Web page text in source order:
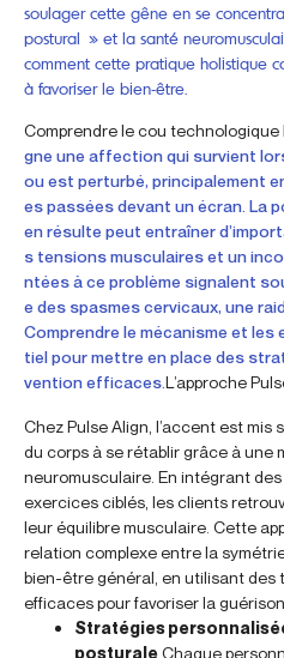
soulager cette gêne en se
postural » et la santé
comment cette pratique holistique
à favoriser le bien-être.
Comprendre le cou technologique
gne une affection qui survient
ou est perturbé, principalement
es passées devant un écran. La
en résulte peut entraîner
s tensions musculaires et un
ntées à ce problème signalent
e des spasmes cervicaux, une
Comprendre le mécanisme et
tiel pour mettre en place des
vention efficaces.L’approche
Chez Pulse Align, l’accent est mis
du corps à se rétablir grâce à une
neuromusculaire. En intégrant
exercices ciblés, les clients
leur équilibre musculaire. Cette
relation complexe entre la
bien-être général, en utilisant des
efficaces pour favoriser la guérison.
Stratégies
posturaleChaque